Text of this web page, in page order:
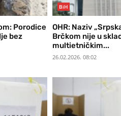
Porodice
bez
BiH
OHR: Naziv
Brčkom nije u
multietničkim...
26.02.2026. 08:02